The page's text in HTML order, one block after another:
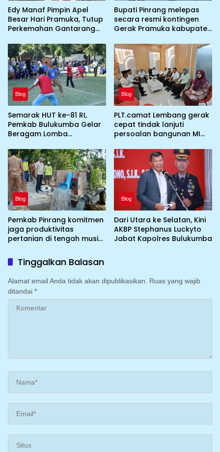
Edy Manaf Pimpin Apel
Besar Hari Pramuka, Tutup
Perkemahan Gantarang
Jamnas XII 2026
Bupati Pinrang melepas
secara resmi kontingen
Gerak Pramuka kabupaten
Nasional ke XII kebumi
perkemahan Cibubur
Blog
Semarak HUT ke-81 RI,
Pemkab Bulukumba Gelar
Beragam Lomba
Olahraga
Blog
PLT.camat Lembang gerak
cepat tindak lanjuti
persoalan bangunan MI
Blog
Pemkab Pinrang komitmen
jaga produktivitas
pertanian di tengah musim
mengoptimalkan program
Irigasi perpompaan
(Irpom)
Blog
Dari Utara ke Selatan, Kini
AKBP Stephanus Luckyto
Jabat Kapolres Bulukumba
Tinggalkan Balasan
Alamat email Anda tidak akan dipublikasikan. Ruas yang wajib
ditandai *